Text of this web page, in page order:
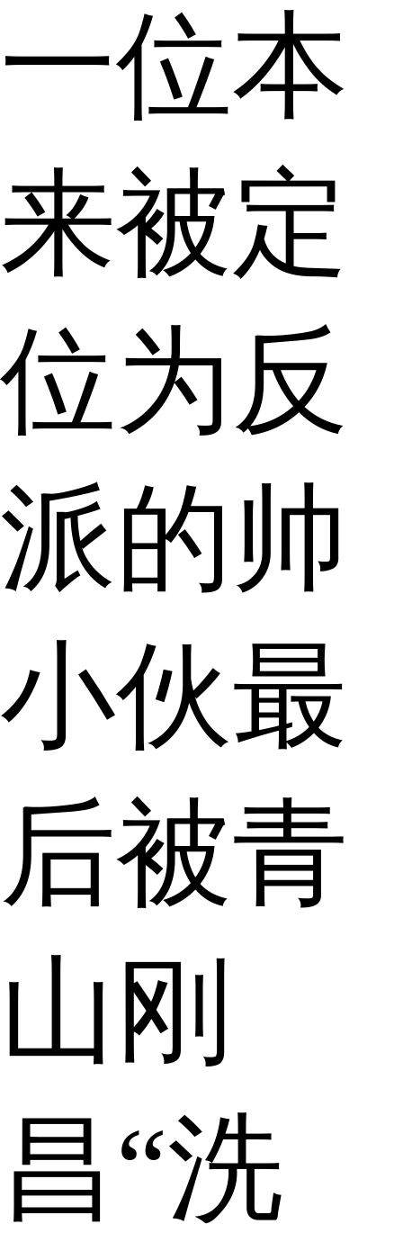
一位本
来被定
位为反
派的帅
小伙最
后被青
山刚
昌“洗